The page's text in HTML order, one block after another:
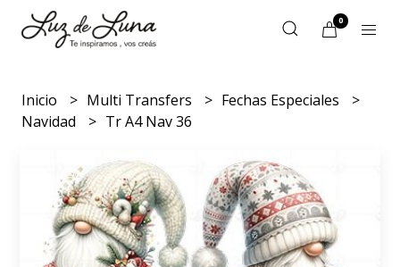
0
Inicio Multi Transfers
Fechas Especiales
Navidad
Tr A4 Nav 36